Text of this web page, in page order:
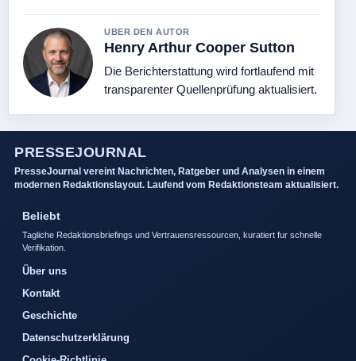
UBER DEN AUTOR
Henry Arthur Cooper Sutton
Die Berichterstattung wird fortlaufend mit
transparenter Quellenprüfung aktualisiert.
PRESSEJOURNAL
PresseJournal vereint Nachrichten, Ratgeber und Analysen in einem
modernen Redaktionslayout. Laufend vom Redaktionsteam aktualisiert.
Beliebt
Tagliche Redaktionsbriefings und Vertrauensressourcen, kuratiert fur schnelle
Verifikation.
Über uns
Kontakt
Geschichte
Datenschutzerklärung